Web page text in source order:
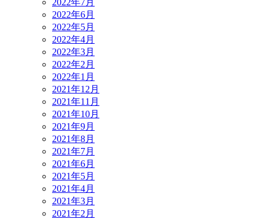
2022年6月
2022年5月
2022年4月
2022年3月
2022年2月
2022年1月
2021年12月
2021年11月
2021年10月
2021年9月
2021年8月
2021年7月
2021年6月
2021年5月
2021年4月
2021年3月
2021年2月